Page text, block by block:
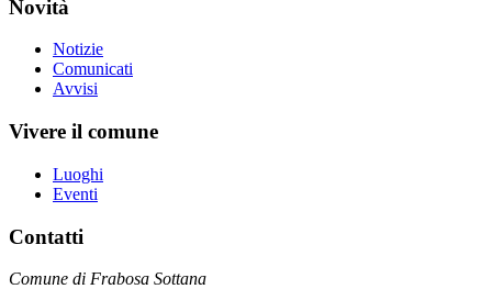
Novità
Notizie
Comunicati
Avvisi
Vivere il comune
Luoghi
Eventi
Contatti
Comune di Frabosa Sottana